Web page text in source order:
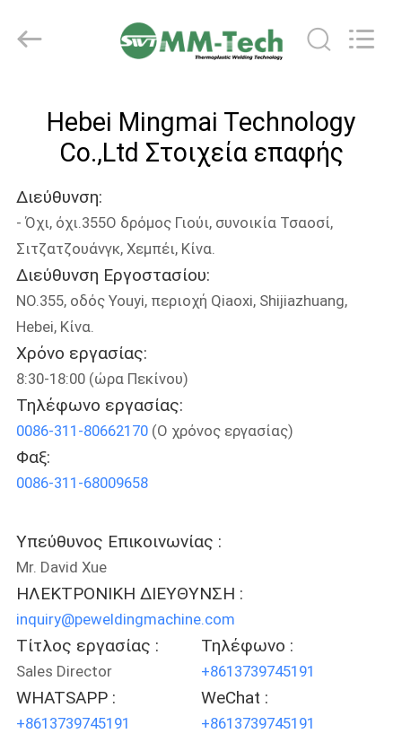
ΠΡΟΪΌΝΤΑ
ΣΧΕΤΙΚΆ
ΜΕ
ΕΜΆΣ
ΕΠΙΣΚΈΨΕΙΣ
ΣΤΟ
ΕΡΓΟΣΤΆΣΙΟ
ΈΛΕΓΧΟΣ
ΠΟΙΌΤΗΤΑΣ
ΕΠΙΚΟΙΝΩΝΉΣΤΕ
ΜΑΖΊ
ΜΑΣ
ΕΙΔΉΣΕΙΣ
ΜΠΛΟΓΚ
Mingmai
Technology
Hebei Mingmai Technology
Co.,Ltd Στοιχεία επαφής
Διεύθυνση:
- Όχι, όχι.355Ο δρόμος Γιούι, συνοικία Τσαοσί,
Σιτζατζουάνγκ, Χεμπέι, Κίνα.
Διεύθυνση Εργοστασίου:
NO.355, οδός Youyi, περιοχή Qiaoxi, Shijiazhuang,
Hebei, Κίνα.
Χρόνο εργασίας:
8:30-18:00 (ώρα Πεκίνου)
Τηλέφωνο εργασίας:
0086-311-80662170(Ο χρόνος εργασίας)
Φαξ:
0086-311-68009658
Υπεύθυνος Επικοινωνίας :
Mr. David Xue
ΗΛΕΚΤΡΟΝΙΚΗ ΔΙΕΥΘΥΝΣΗ :
inquiry@peweldingmachine.com
Τίτλος εργασίας :
Sales Director
Τηλέφωνο :
+8613739745191
WHATSAPP :
+8613739745191
WeChat :
+8613739745191